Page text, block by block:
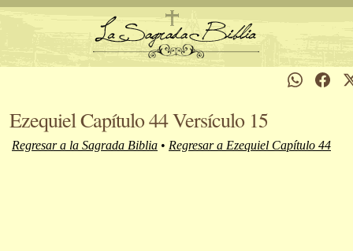
Ezequiel Capítulo 44 Versículo 15
Regresar a la Sagrada Biblia • Regresar a Ezequiel Capítulo 44